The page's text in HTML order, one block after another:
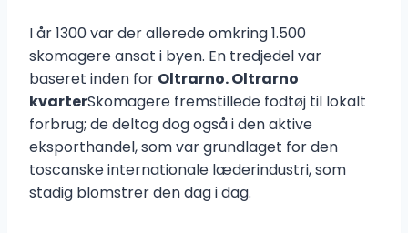
I år 1300 var der allerede omkring 1.500
skomagere ansat i byen. En tredjedel var
baseret inden for Oltrarno. Oltrarno
kvarterSkomagere fremstillede fodtøj til lokalt
forbrug; de deltog dog også i den aktive
eksporthandel, som var grundlaget for den
toscanske internationale læderindustri, som
stadig blomstrer den dag i dag.